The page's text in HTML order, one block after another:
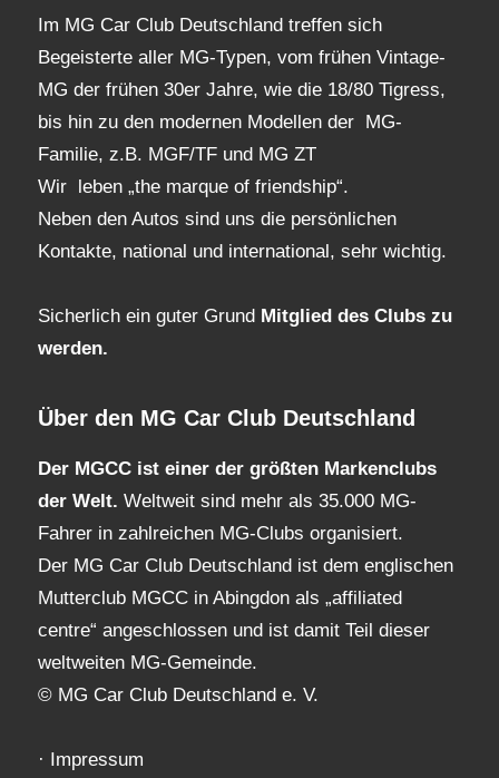
Im MG Car Club Deutschland treffen sich
Begeisterte aller MG-Typen, vom frühen Vintage-
MG der frühen 30er Jahre, wie die 18/80 Tigress,
bis hin zu den modernen Modellen der MG-
Familie, z.B. MGF/TF und MG ZT
Wir leben „the marque of friendship“.
Neben den Autos sind uns die persönlichen
Kontakte, national und international, sehr wichtig.
Sicherlich ein guter Grund Mitglied des Clubs zu
werden.
Über den MG Car Club Deutschland
Der MGCC ist einer der größten Markenclubs
der Welt. Weltweit sind mehr als 35.000 MG-
Fahrer in zahlreichen MG-Clubs organisiert.
Der MG Car Club Deutschland ist dem englischen
Mutterclub MGCC in Abingdon als „affiliated
centre“ angeschlossen und ist damit Teil dieser
weltweiten MG-Gemeinde.
© MG Car Club Deutschland e. V.
· Impressum